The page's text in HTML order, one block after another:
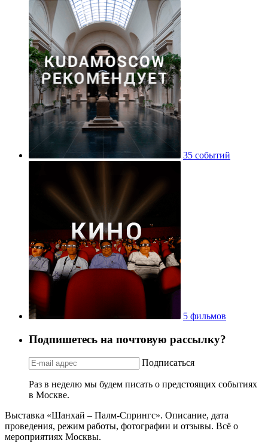
35 событий
5 фильмов
Подпишетесь на почтовую рассылку?
Подписаться
Раз в неделю мы будем писать о предстоящих событиях
в Москве.
Выставка «Шанхай – Палм-Спрингс». Описание, дата
проведения, режим работы, фотографии и отзывы. Всё о
мероприятиях Москвы.